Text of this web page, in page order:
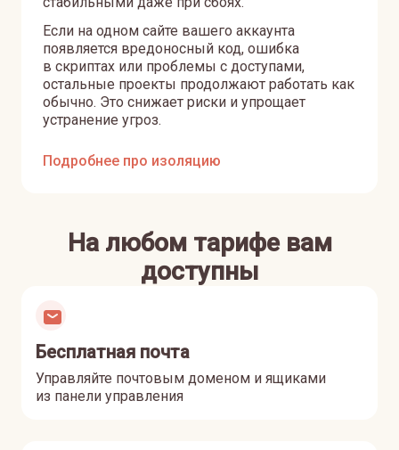
Если на одном сайте вашего аккаунта
появляется вредоносный код, ошибка
в скриптах или проблемы с доступами,
остальные проекты продолжают работать как
обычно. Это снижает риски и упрощает
устранение угроз.
Подробнее про изоляцию
На любом тарифе вам
доступны
Бесплатная почта
Управляйте почтовым доменом и ящиками
из панели управления